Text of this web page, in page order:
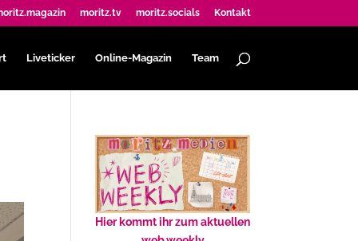
moritz.tv moritz.socials Kontakt
Liveticker Online-Magazin Team
Hier kommt ihr zum aktuellen